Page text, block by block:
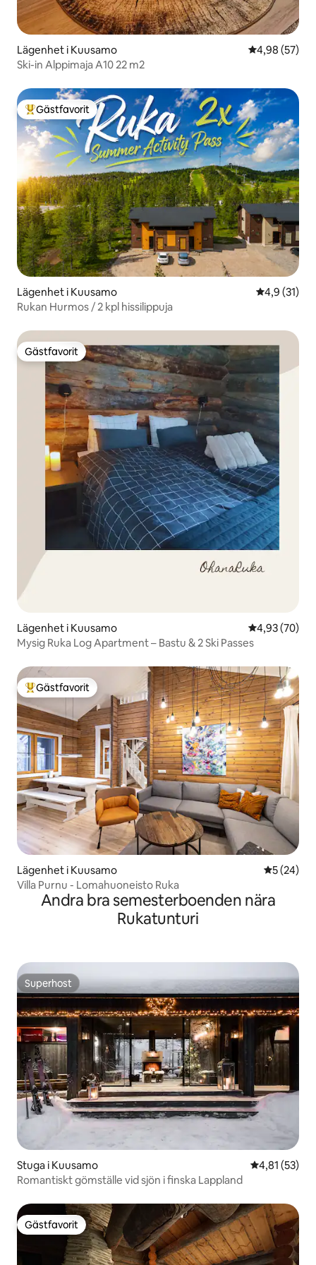
Lägenhet i Kuusamo 4,98 av 5 i
4,98 (57)
Ski-in Alppimaja A10 22 m2
Populär gästfavorit
Gästfavorit
Lägenhet i Kuusamo 4,9 av 5 i
4,9 (31)
Rukan Hurmos / 2 kpl hissilippuja
Gästfavorit
Gästfavorit
Lägenhet i Kuusamo 4,93 av 5 i
4,93 (70)
Mysig Ruka Log Apartment – Bastu & 2 Ski Passes
Populär gästfavorit
Gästfavorit
Lägenhet i Kuusamo 5 av 5 i
5 (24)
Villa Purnu - Lomahuoneisto Ruka
Andra bra semesterboenden nära
Rukatunturi
Superhost
Superhost
Stuga i Kuusamo 4,81 av 5 i
4,81 (53)
Romantiskt gömställe vid sjön i finska Lappland
Gästfavorit
Gästfavorit